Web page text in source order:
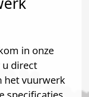
in onze
direct
het vuurwerk